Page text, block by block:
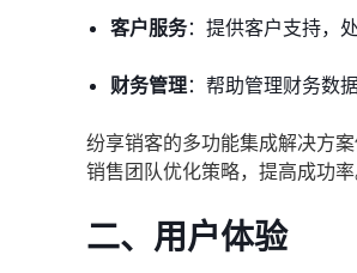
客户服务：提供客户支持，
财务管理：帮助管理财务数
纷享销客的多功能集成解决方
销售团队优化策略，提高成功
二、用户体验